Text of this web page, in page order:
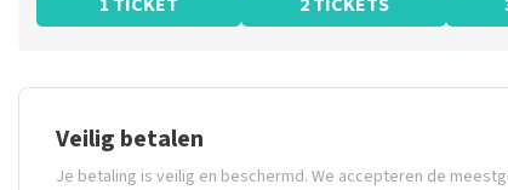
Veilig betalen
Je betaling is veilig en beschermd. We accepteren de